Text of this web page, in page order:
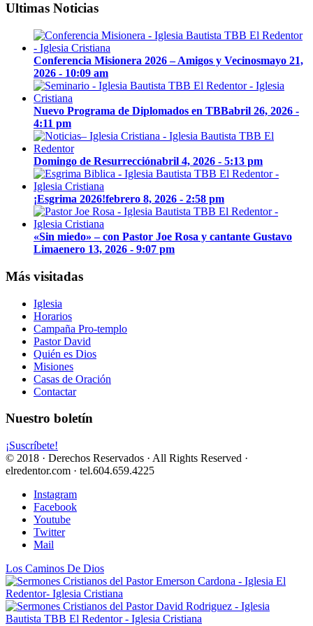
Ultimas Noticias
Conferencia Misionera 2026 – Amigos y Vecinosmayo 21,
2026 - 10:09 am
Nuevo Programa de Diplomados en TBBabril 26, 2026 -
4:11 pm
Domingo de Resurrecciónabril 4, 2026 - 5:13 pm
¡Esgrima 2026!febrero 8, 2026 - 2:58 pm
«Sin miedo» – con Pastor Joe Rosa y cantante Gustavo
Limaenero 13, 2026 - 9:07 pm
Más visitadas
Iglesia
Horarios
Campaña Pro-templo
Pastor David
Quién es Dios
Misiones
Casas de Oración
Contactar
Nuestro boletín
¡Suscríbete!
© 2018 · Derechos Reservados · All Rights Reserved ·
elredentor.com · tel.604.659.4225
Instagram
Facebook
Youtube
Twitter
Mail
Los Caminos De Dios